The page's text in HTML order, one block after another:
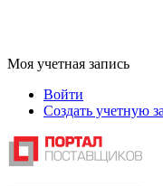
Моя учетная запись
Войти
Создать учетную